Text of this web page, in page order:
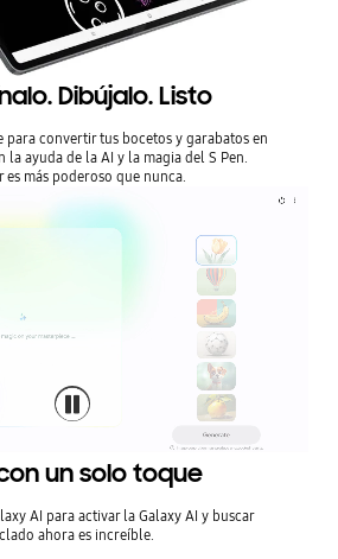
Dibújalo. Listo
para convertir tus bocetos y garabatos en
la ayuda de la AI y la magia del S Pen.
es más poderoso que nunca.
un solo toque
AI para activar la Galaxy AI y buscar
ahora es increíble.